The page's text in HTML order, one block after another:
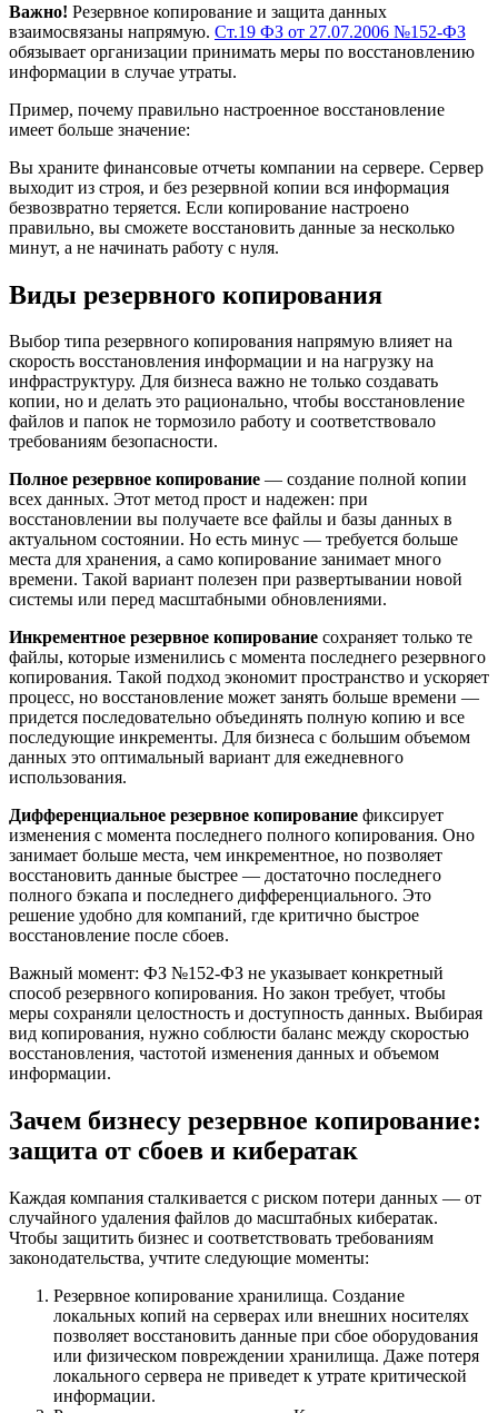
Важно! Резервное копирование и защита данных
взаимосвязаны напрямую. Ст.19 ФЗ от 27.07.2006 №152-ФЗ
обязывает организации принимать меры по восстановлению
информации в случае утраты.
Пример, почему правильно настроенное восстановление
имеет больше значение:
Вы храните финансовые отчеты компании на сервере. Сервер
выходит из строя, и без резервной копии вся информация
безвозвратно теряется. Если копирование настроено
правильно, вы сможете восстановить данные за несколько
минут, а не начинать работу с нуля.
Виды резервного копирования
Выбор типа резервного копирования напрямую влияет на
скорость восстановления информации и на нагрузку на
инфраструктуру. Для бизнеса важно не только создавать
копии, но и делать это рационально, чтобы восстановление
файлов и папок не тормозило работу и соответствовало
требованиям безопасности.
Полное резервное копирование — создание полной копии
всех данных. Этот метод прост и надежен: при
восстановлении вы получаете все файлы и базы данных в
актуальном состоянии. Но есть минус — требуется больше
места для хранения, а само копирование занимает много
времени. Такой вариант полезен при развертывании новой
системы или перед масштабными обновлениями.
Инкрементное резервное копирование сохраняет только те
файлы, которые изменились с момента последнего резервного
копирования. Такой подход экономит пространство и ускоряет
процесс, но восстановление может занять больше времени —
придется последовательно объединять полную копию и все
последующие инкременты. Для бизнеса с большим объемом
данных это оптимальный вариант для ежедневного
использования.
Дифференциальное резервное копирование фиксирует
изменения с момента последнего полного копирования. Оно
занимает больше места, чем инкрементное, но позволяет
восстановить данные быстрее — достаточно последнего
полного бэкапа и последнего дифференциального. Это
решение удобно для компаний, где критично быстрое
восстановление после сбоев.
Важный момент: ФЗ №152-ФЗ не указывает конкретный
способ резервного копирования. Но закон требует, чтобы
меры сохраняли целостность и доступность данных. Выбирая
вид копирования, нужно соблюсти баланс между скоростью
восстановления, частотой изменения данных и объемом
информации.
Зачем бизнесу резервное копирование:
защита от сбоев и кибератак
Каждая компания сталкивается с риском потери данных — от
случайного удаления файлов до масштабных кибератак.
Чтобы защитить бизнес и соответствовать требованиям
законодательства, учтите следующие моменты:
Резервное копирование хранилища. Создание
локальных копий на серверах или внешних носителях
позволяет восстановить данные при сбое оборудования
или физическом повреждении хранилища. Даже потеря
локального сервера не приведет к утрате критической
информации.